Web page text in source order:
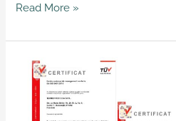
Read More »
Certificare